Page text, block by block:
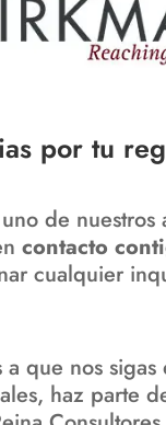
por tu
de nuestros
contacto
cualquier
a que nos sigas
haz parte